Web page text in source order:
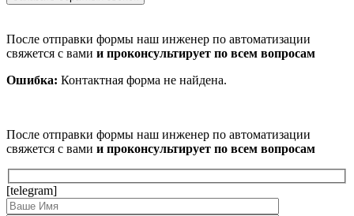
После отправки формы наш инженер по автоматизации
свяжется с вами и проконсультирует по всем вопросам
Ошибка: Контактная форма не найдена.
После отправки формы наш инженер по автоматизации
свяжется с вами и проконсультирует по всем вопросам
[telegram]